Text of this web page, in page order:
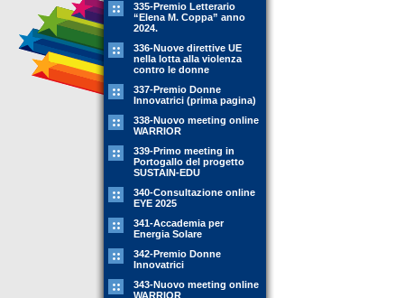
335-Premio Letterario
“Elena M. Coppa” anno
2024.
336-Nuove direttive UE
nella lotta alla violenza
contro le donne
337-Premio Donne
Innovatrici (prima pagina)
338-Nuovo meeting online
WARRIOR
339-Primo meeting in
Portogallo del progetto
SUSTAIN-EDU
340-Consultazione online
EYE 2025
341-Accademia per
Energia Solare
342-Premio Donne
Innovatrici
343-Nuovo meeting online
WARRIOR